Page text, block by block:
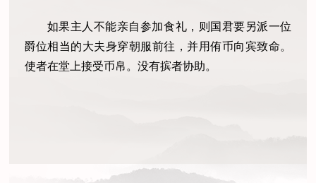
如果主人不能亲自参加食礼，则国君要另派一位
爵位相当的大夫身穿朝服前往，并用侑币向宾致命。
使者在堂上接受币帛。没有摈者协助。